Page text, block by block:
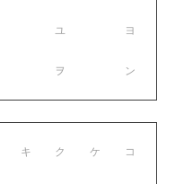
ユ ヨ
ヲ ン
キ ク ケ コ